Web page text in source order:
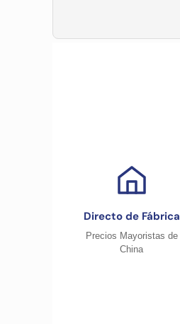
Directo de Fábrica
Precios Mayoristas de
China